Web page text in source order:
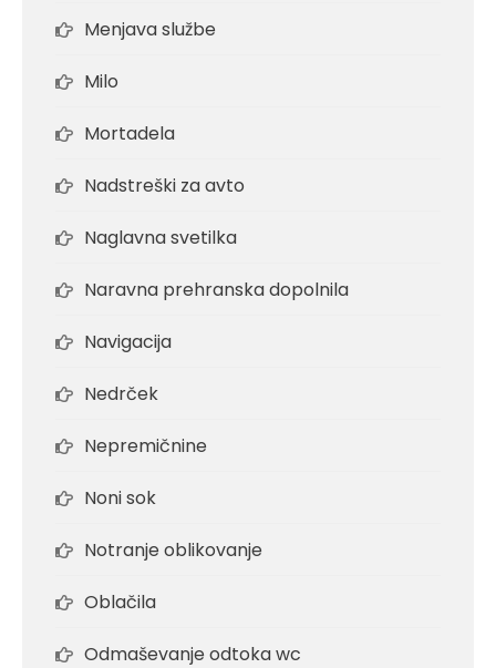
Menjava službe
Milo
Mortadela
Nadstreški za avto
Naglavna svetilka
Naravna prehranska dopolnila
Navigacija
Nedrček
Nepremičnine
Noni sok
Notranje oblikovanje
Oblačila
Odmaševanje odtoka wc